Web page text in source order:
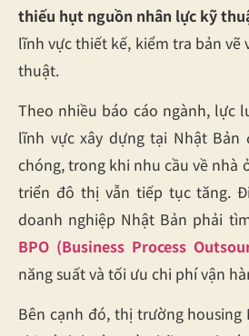
thiếu hụt nguồn nhân lực kỹ
lĩnh vực thiết kế, kiểm tra bản vẽ
thuật.
Theo nhiều báo cáo ngành, lực
lĩnh vực xây dựng tại Nhật Bản
chóng, trong khi nhu cầu về nhà
triển đô thị vẫn tiếp tục tăng.
doanh nghiệp Nhật Bản phải
BPO (Business Process
năng suất và tối ưu chi phí vận
Bên cạnh đó, thị trường housing